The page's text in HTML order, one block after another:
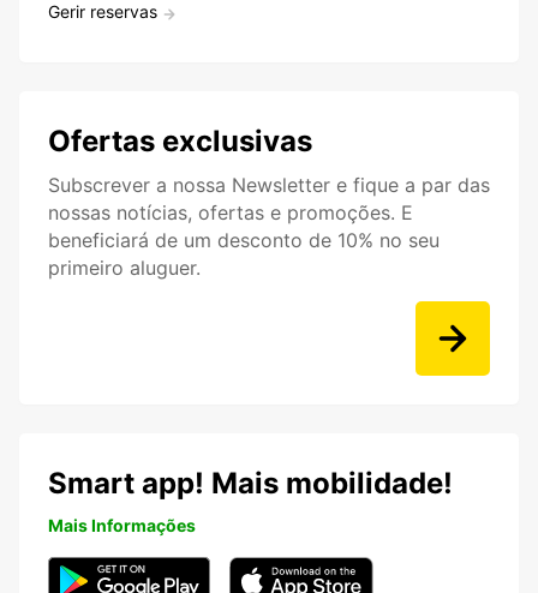
Gerir reservas
Ofertas exclusivas
Subscrever a nossa Newsletter e fique a par das
nossas notícias, ofertas e promoções. E
beneficiará de um desconto de 10% no seu
primeiro aluguer.
Smart app! Mais mobilidade!
Mais Informações